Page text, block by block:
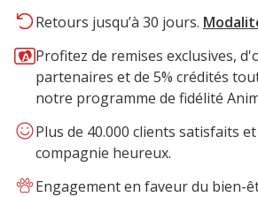
Retours jusqu’à 30 jours.
Profitez de remises exclusives,
partenaires et de 5% crédités
notre programme de fidélité
Plus de 40.000 clients satisfaits
compagnie heureux.
Engagement en faveur du bien-